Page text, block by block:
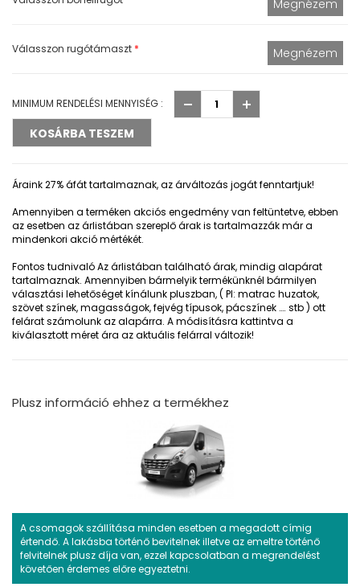
Válasszon rugótámaszt *
MINIMUM RENDELÉSI MENNYISÉG :
Áraink 27% áfát tartalmaznak, az árváltozás jogát fenntartjuk!
Amennyiben a terméken akciós engedmény van feltüntetve, ebben
az esetben az árlistában szereplő árak is tartalmazzák már a
mindenkori akció mértékét.
Fontos tudnivalóAz árlistában található árak, mindig alapárat
tartalmaznak. Amennyiben bármelyik termékünknél bármilyen
választási lehetőséget kínálunk pluszban, ( Pl: matrac huzatok,
szövet színek, magasságok, fejvég típusok, pácszínek …. stb ) ott
felárat számolunk az alapárra. A módisításra kattintva a
kiválasztott méret ára az aktuális felárral változik!
Plusz információ ehhez a termékhez
A csomagok szállítása minden esetben a megadott címig
értendő. A lakásba történő bevitelnek illetve az emeltre történő
felvitelnek plusz díja van, ezzel kapcsolatban a megrendelést
követően érdemes előre egyeztetni.